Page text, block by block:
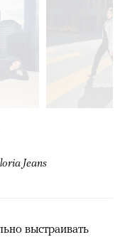
Jeans
выстраивать